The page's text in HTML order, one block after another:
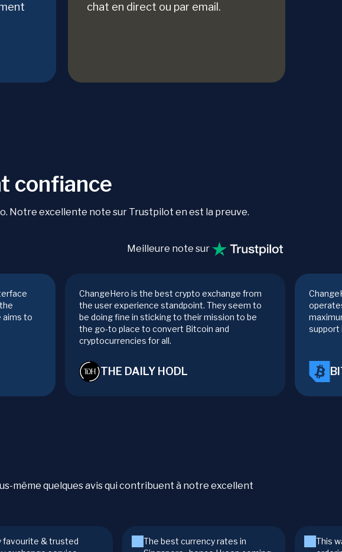
chat en direct ou par email.
confiance
Notre excellente note sur Trustpilot en est la preuve.
Meilleure note sur
aims to
ChangeHero is the best crypto exchange from
the user experience standpoint. They seem to
be doing fine in sticking to their mission to be
the go-to place to convert Bitcoin and
cryptocurrencies for all.
THE DAILY HODL
support
même quelques avis qui contribuent à notre excellent
favourite & trusted
The best currency rates in
This